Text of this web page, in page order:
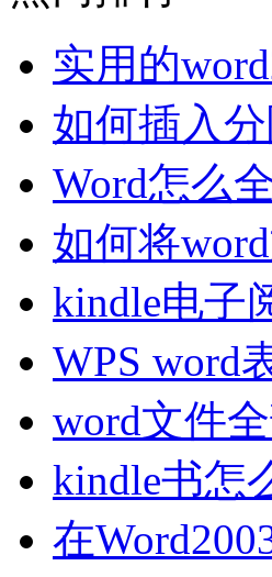
实用的
如何插入
Word怎么
如何将
kindle电子
WPS word
word文件
kindle书怎
在